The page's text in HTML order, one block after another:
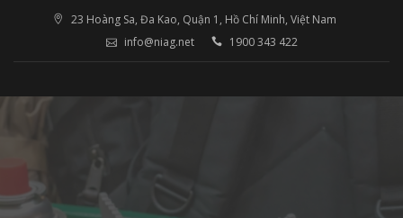
23 Hoàng Sa, Đa Kao, Quận 1, Hồ Chí Minh, Việt Nam
info@niag.net
1900 343 422